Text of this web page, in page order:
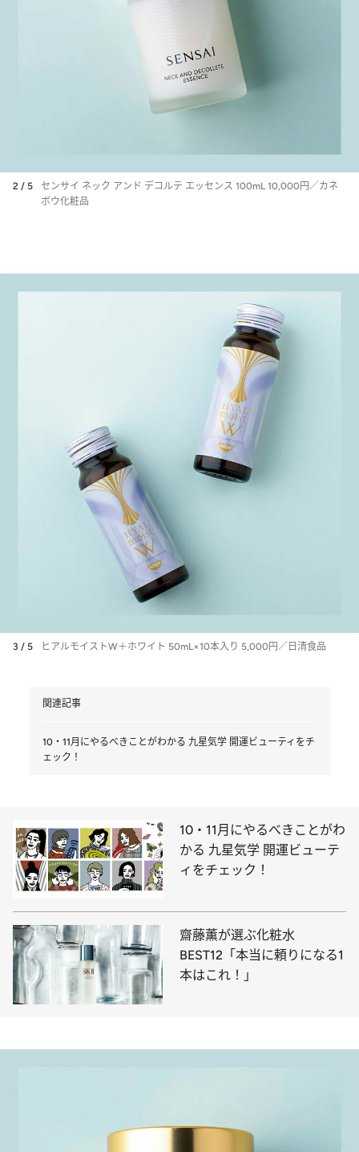
2 / 5
センサイ ネック アンド デコルテ エッセンス 100mL 10,000円／カネ
ボウ化粧品
3 / 5 ヒアルモイストW＋ホワイト 50mL×10本入り 5,000円／日清食品
関連記事
10・11月にやるべきことがわかる 九星気学 開運ビューティをチ
ェック！
10・11月にやるべきことがわ
かる 九星気学 開運ビューテ
ィをチェック！
齋藤薫が選ぶ化粧水
BEST12「本当に頼りになる1
本はこれ！」